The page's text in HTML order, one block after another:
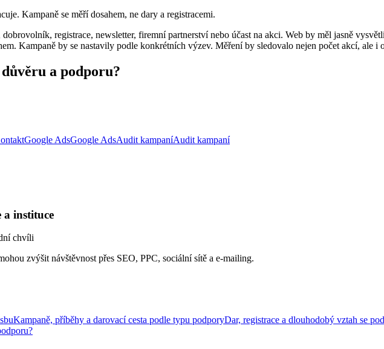
Kampaně se měří dosahem, ne dary a registracemi.
registrace, newsletter, firemní partnerství nebo účast na akci. Web by měl jasně
Kampaně by se nastavily podle konkrétních výzev. Měření by sledovalo nejen počet akcí, ale i
a podporu?
Google AdsGoogle AdsAudit kampaníAudit kampaní
instituce
chvíli
zvýšit návštěvnost přes SEO, PPC, sociální sítě a e-mailing.
Kampaně, příběhy a darovací cesta podle typu podporyDar, registrace a dlouhodobý vztah se